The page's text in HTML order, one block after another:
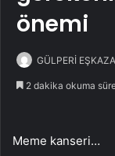
önemi
GÜLPERİ
2 dakika okuma
Meme kanseri…